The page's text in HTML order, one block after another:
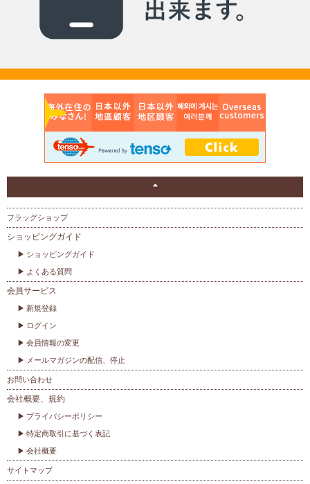
フラッグショップ
ショッピングガイド
ショッピングガイド
よくある質問
会員サービス
新規登録
ログイン
会員情報の変更
メールマガジンの配信、停止
お問い合わせ
会社概要、規約
プライバシーポリシー
特定商取引に基づく表記
会社概要
サイトマップ